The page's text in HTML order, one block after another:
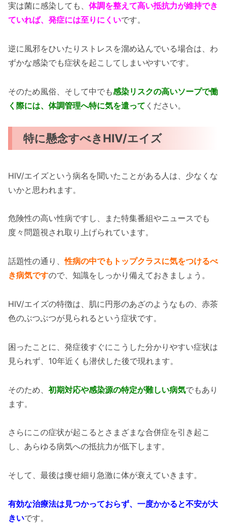
実は菌に感染しても、 体調を整えて高い抵抗力が維持でき
ていれば、発症には至りにくいです。
逆に風邪をひいたりストレスを溜め込んでいる場合は、わ
ずかな感染でも症状を起こしてしまいやすいです。
そのため風俗、そして中でも感染リスクの高いソープで働
く際には、体調管理へ特に気を遣って ください。
特に懸念すべきHIV/エイズ
HIV/エイズという病名を聞いたことがある人は、少なくな
いかと思われます。
危険性の高い性病ですし、また特集番組やニュースでも
度々問題視され取り上げられています。
話題性の通り、性病の中でもトップクラスに気をつけるべ
き病気ですので、知識をしっかり備えておきましょう。
HIV/エイズの特徴は、肌に円形のあざのようなもの、赤茶
色のぶつぶつが見られるという症状です。
困ったことに、発症後すぐにこうした分かりやすい症状は
見られず、10年近くも潜伏した後で現れます。
そのため、 初期対応や感染源の特定が難しい病気でもあり
ます。
さらにこの症状が起こるとさまざまな合併症を引き起こ
し、あらゆる病気への抵抗力が低下します。
そして、最後は痩せ細り急激に体が衰えていきます。
有効な治療法は見つかっておらず、一度かかると不安が大
きいです。